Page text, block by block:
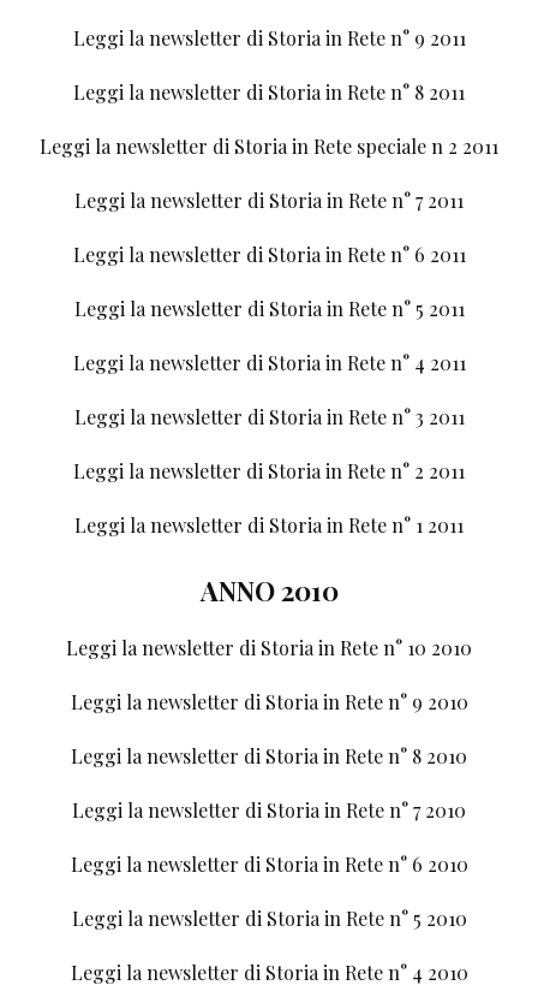
Leggi la newsletter di Storia in Rete n° 9 2011
Leggi la newsletter di Storia in Rete n° 8 2011
Leggi la newsletter di Storia in Rete speciale n 2 2011
Leggi la newsletter di Storia in Rete n° 7 2011
Leggi la newsletter di Storia in Rete n° 6 2011
Leggi la newsletter di Storia in Rete n° 5 2011
Leggi la newsletter di Storia in Rete n° 4 2011
Leggi la newsletter di Storia in Rete n° 3 2011
Leggi la newsletter di Storia in Rete n° 2 2011
Leggi la newsletter di Storia in Rete n° 1 2011
ANNO 2010
Leggi la newsletter di Storia in Rete n° 10 2010
Leggi la newsletter di Storia in Rete n° 9 2010
Leggi la newsletter di Storia in Rete n° 8 2010
Leggi la newsletter di Storia in Rete n° 7 2010
Leggi la newsletter di Storia in Rete n° 6 2010
Leggi la newsletter di Storia in Rete n° 5 2010
Leggi la newsletter di Storia in Rete n° 4 2010